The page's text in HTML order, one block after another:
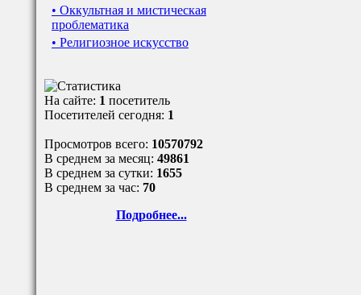
• Оккультная и мистическая
проблематика
• Религиозное искусство
На сайте: 1 посетитель
Посетителей сегодня: 1
Просмотров всего: 10570792
В среднем за месяц: 49861
В среднем за сутки: 1655
В среднем за час: 70
Подробнее...